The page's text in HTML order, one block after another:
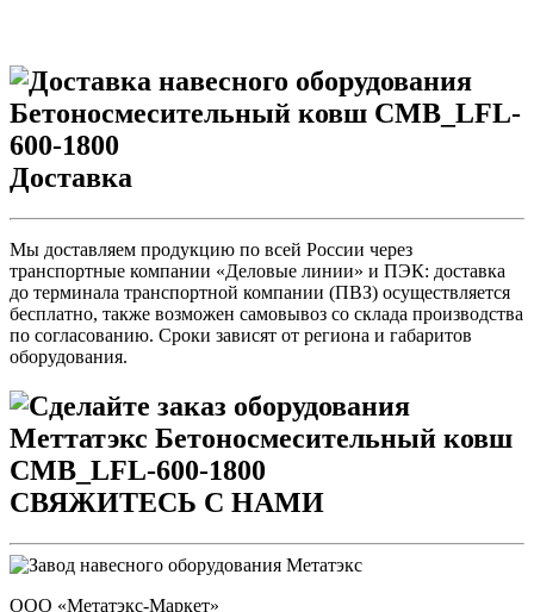
Доставка
Мы доставляем продукцию по всей России через
транспортные компании «Деловые линии» и ПЭК: доставка
до терминала транспортной компании (ПВЗ) осуществляется
бесплатно, также возможен самовывоз со склада производства
по согласованию. Сроки зависят от региона и габаритов
оборудования.
СВЯЖИТЕСЬ С НАМИ
ООО «Метатэкс-Маркет»